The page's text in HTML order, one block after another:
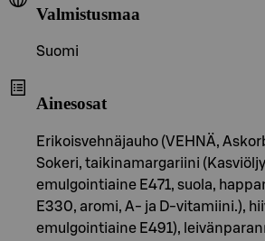
Valmistusmaa
Suomi
Ainesosat
Erikoisvehnäjauho (VEHNÄ,
Sokeri, taikinamargariini
emulgointiaine E471, suola,
E330, aromi, A- ja D-vitamiini.),
emulgointiaine E491),